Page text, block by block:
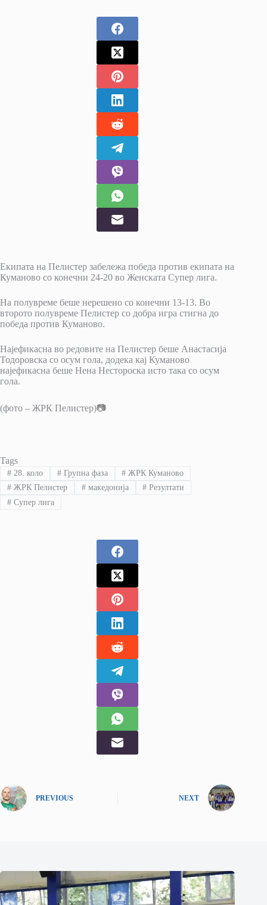
Екипата на Пелистер забележа победа против екипата на
Куманово со конечни 24-20 во Женската Супер лига.
На полувреме беше нерешено со конечни 13-13. Во
второто полувреме Пелистер со добра игра стигна до
победа против Куманово.
Најефикасна во редовите на Пелистер беше Анастасија
Тодоровска со осум гола, додека кај Куманово
најефикасна беше Нена Нестороска исто така со осум
гола.
(фото – ЖРК Пелистер)📷
Tags
#28. коло #Групна фаза # ЖРК Куманово
#ЖРК Пелистер #македонија # Резултати
#Супер лига
PREVIOUS NEXT